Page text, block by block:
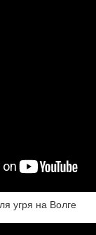
угря на Волге